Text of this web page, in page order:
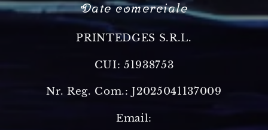
Date comerciale
PRINTEDGES S.R.L.
CUI: 51938753
Nr. Reg. Com.: J2025041137009
Email: